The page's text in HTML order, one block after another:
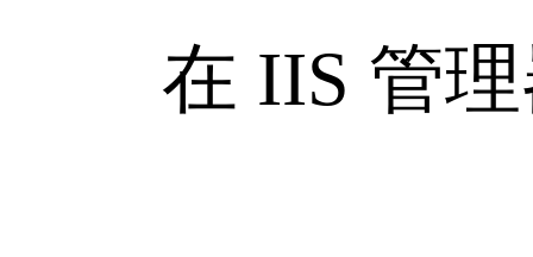
在 IIS 管理